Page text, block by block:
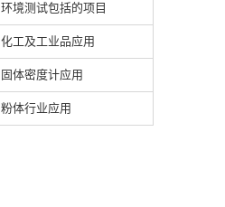
环境测试包括的项目
化工及工业品应用
固体密度计应用
粉体行业应用